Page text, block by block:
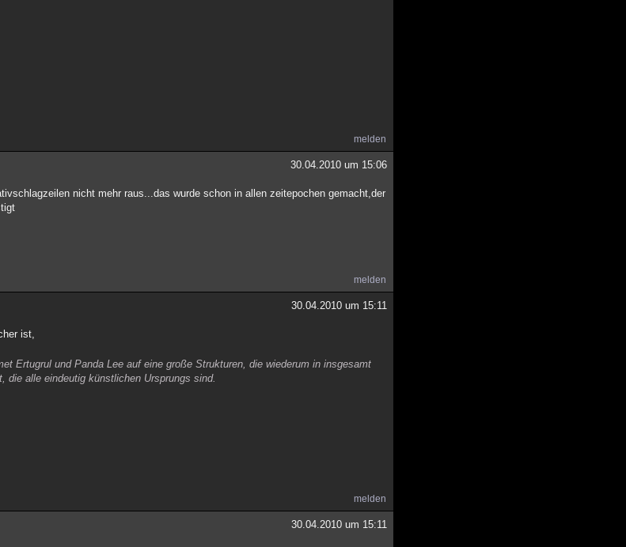
melden
30.04.2010 um 15:06
nicht mehr raus...das wurde schon in allen zeitepochen gemacht,der
melden
30.04.2010 um 15:11
ist,
Ertugrul und Panda Lee auf eine große Strukturen, die wiederum in insgesamt
die alle eindeutig künstlichen Ursprungs sind.
melden
30.04.2010 um 15:11